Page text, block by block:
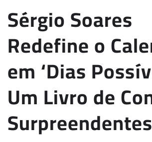
Sérgio Soares
Redefine o
em ‘Dias
Um Livro de
Surpreendentes